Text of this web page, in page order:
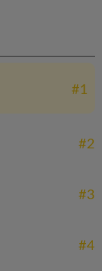
#1
#2
#3
#4